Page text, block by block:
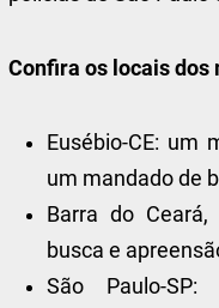
Confira os locais dos
Eusébio-CE: um
um mandado de
Barra do Ceará,
busca e
São Paulo-